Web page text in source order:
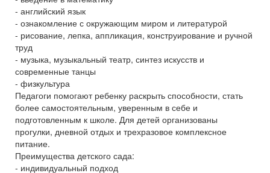
- английский язык
- ознакомление с окружающим миром и литературой
- рисование, лепка, аппликация, конструирование и ручной
труд
- музыка, музыкальный театр, синтез искусств и
современные танцы
- физкультура
Педагоги помогают ребенку раскрыть способности, стать
более самостоятельным, уверенным в себе и
подготовленным к школе. Для детей организованы
прогулки, дневной отдых и трехразовое комплексное
питание.
Преимущества детского сада:
- индивидуальный подход